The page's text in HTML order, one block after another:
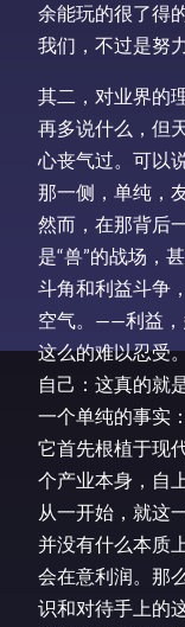
余能玩的很了得
我们，不过是努
其二，对业界的
再多说什么，但
心丧气过。可以
那一侧，单纯，
然而，在那背后
是“兽”的战场，
斗角和利益斗争
空气。——利益，
这么的难以忍受
自己：这真的就
一个单纯的事实
它首先根植于现
个产业本身，自
从一开始，就这
并没有什么本质
会在意利润。那
识和对待手上的